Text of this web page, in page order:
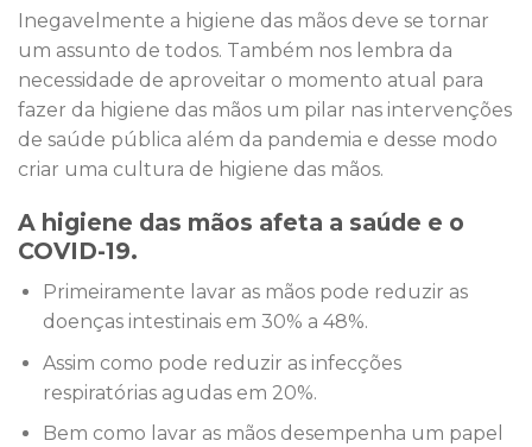
Inegavelmente a higiene das mãos deve se tornar
um assunto de todos. Também nos lembra da
necessidade de aproveitar o momento atual para
fazer da higiene das mãos um pilar nas intervenções
de saúde pública além da pandemia e desse modo
criar uma cultura de higiene das mãos.
A higiene das mãos afeta a saúde e o
COVID-19.
Primeiramente lavar as mãos pode reduzir as
doenças intestinais em 30% a 48%.
Assim como pode reduzir as infecções
respiratórias agudas em 20%.
Bem como lavar as mãos desempenha um papel